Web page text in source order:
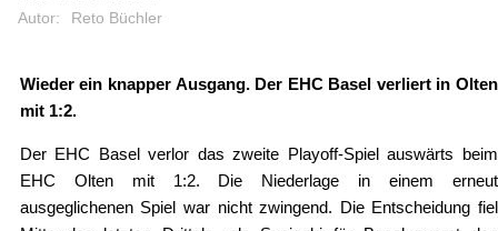
Autor:
Reto Büchler
Wieder ein knapper Ausgang. Der EHC Basel verliert in Olten
mit 1:2.
Der EHC Basel verlor das zweite Playoff-Spiel auswärts beim
EHC Olten mit 1:2. Die Niederlage in einem erneut
ausgeglichenen Spiel war nicht zwingend. Die Entscheidung fiel